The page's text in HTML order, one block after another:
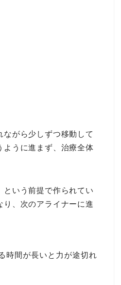
がら少しずつ移動して
ように進まず、治療全体
という前提で作られてい
り、次のアライナーに進
時間が長いと力が途切れ